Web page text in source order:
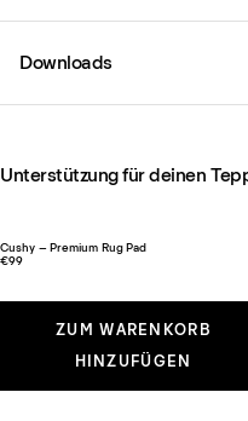
Downloads
Unterstützung für deinen
Cushy – Premium Rug Pad
€99
ZUM WARENKORB
HINZUFÜGEN